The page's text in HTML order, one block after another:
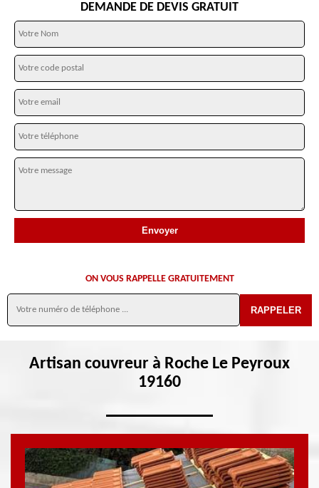
DEMANDE DE DEVIS GRATUIT
ON VOUS RAPPELLE GRATUITEMENT
Artisan couvreur à Roche Le Peyroux
19160